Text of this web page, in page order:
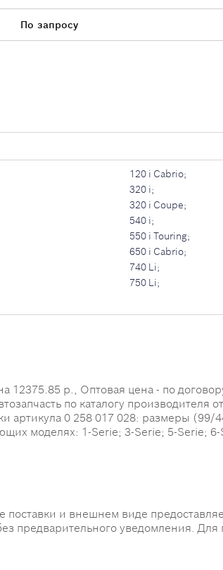
По запросу
120 i Cabrio;
320 i;
320 i Coupe;
540 i;
550 i Touring;
650 i Cabrio;
740 Li;
750 Li;
р., Оптовая цена - по
по каталогу производителя
артикула 0 258 017 028: размеры
моделях: 1-Serie; 3-Serie; 5-Serie;
и внешнем виде
предварительного уведомления.